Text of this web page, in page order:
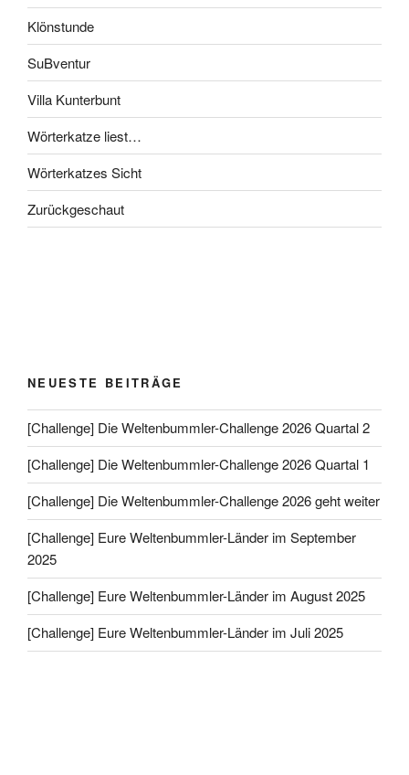
Klönstunde
SuBventur
Villa Kunterbunt
Wörterkatze liest…
Wörterkatzes Sicht
Zurückgeschaut
NEUESTE BEITRÄGE
[Challenge] Die Weltenbummler-Challenge 2026 Quartal 2
[Challenge] Die Weltenbummler-Challenge 2026 Quartal 1
[Challenge] Die Weltenbummler-Challenge 2026 geht weiter
[Challenge] Eure Weltenbummler-Länder im September
2025
[Challenge] Eure Weltenbummler-Länder im August 2025
[Challenge] Eure Weltenbummler-Länder im Juli 2025